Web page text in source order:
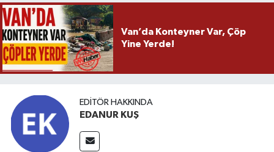
Van’da Konteyner Var, Çöp
Yine Yerde!
EDITÖR HAKKINDA
EDANUR KUŞ